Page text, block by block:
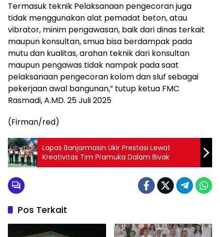
Termasuk teknik Pelaksanaan pengecoran juga
tidak menggunakan alat pemadat beton, atau
vibrator, minim pengawasan, baik dari dinas terkait
maupun konsultan, smua bisa berdampak pada
mutu dan kualitas, arahan teknik dari konsultan
maupun pengawas tidak nampak pada saat
pelaksanaan pengecoran kolom dan sluf sebagai
pekerjaan awal bangunan,” tutup ketua FMC
Rasmadi, A.MD. 25 Juli 2025
(Firman/red)
Lapas Banjarmasin Ukir Prestasi Lewat
Kreativitas Tim Pramuka Dalam Bivak
Pos Terkait